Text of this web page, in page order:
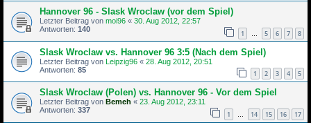
Hannover 96 - Slask Wroclaw (vor dem Spiel)
Letzter Beitrag von moi96 « 30. Aug 2012, 22:57
Antworten: 140 1 … 5 6 7 8
Slask Wroclaw vs. Hannover 96 3:5 (Nach dem Spiel)
Letzter Beitrag von Leipzig96 « 28. Aug 2012, 20:51
Antworten: 85 1 2 3 4 5
Slask Wroclaw (Polen) vs. Hannover 96 - Vor dem Spiel
Letzter Beitrag von Bemeh « 23. Aug 2012, 23:11
Antworten: 337 1 … 14 15 16 17